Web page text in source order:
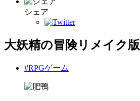
シェア
大妖精の冒険リメイク版
#RPGゲーム